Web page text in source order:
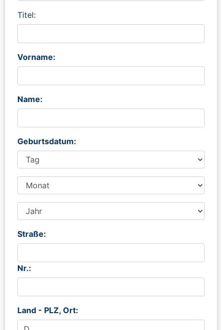
Titel:
Vorname:
Name:
Geburtsdatum:
Straße:
Nr.:
Land - PLZ, Ort: